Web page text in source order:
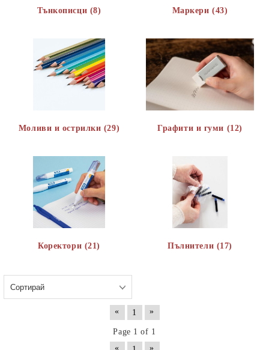
Тънкописци (8) Маркери (43)
Моливи и острилки (29) Графити и гуми (12)
Коректори (21) Пълнители (17)
« 1 »
Page 1 of 1
«
»